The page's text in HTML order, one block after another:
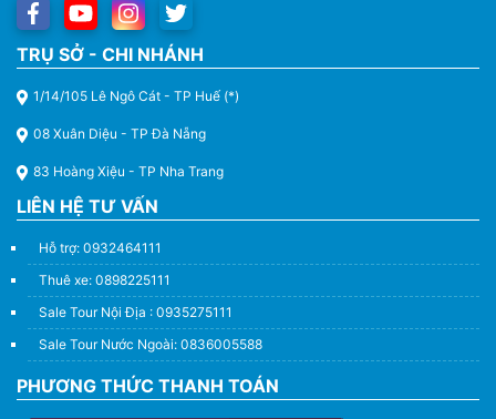
TRỤ SỞ - CHI NHÁNH
1/14/105 Lê Ngô Cát - TP Huế (*)
08 Xuân Diệu - TP Đà Nẵng
83 Hoàng Xiệu - TP Nha Trang
LIÊN HỆ TƯ VẤN
Hỗ trợ: 0932464111
Thuê xe: 0898225111
Sale Tour Nội Địa : 0935275111
Sale Tour Nước Ngoài: 0836005588
PHƯƠNG THỨC THANH TOÁN